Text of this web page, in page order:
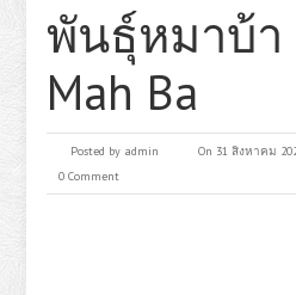
พันธุ์หมาบ้า
Mah Ba
Posted by admin On 31 สิงหาคม
0 Comment